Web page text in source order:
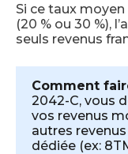
Si ce taux
(20 % ou 30 %),
seuls revenus
Comment
2042-C, vous
vos revenus
autres
dédiée (ex: